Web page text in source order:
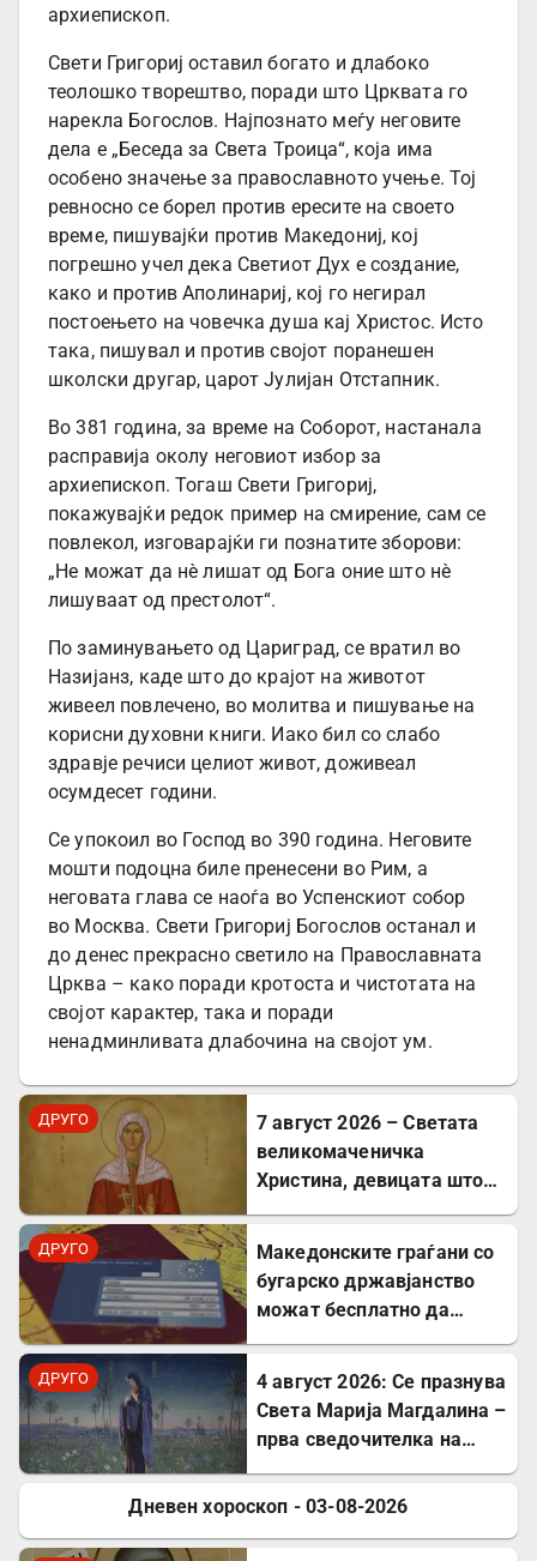
архиепископ.
Свети Григориј оставил богато и длабоко
теолошко творештво, поради што Црквата го
нарекла Богослов. Најпознато меѓу неговите
дела е „Беседа за Света Троица“, која има
особено значење за православното учење. Тој
ревносно се борел против ересите на своето
време, пишувајќи против Македониј, кој
погрешно учел дека Светиот Дух е создание,
како и против Аполинариј, кој го негирал
постоењето на човечка душа кај Христос. Исто
така, пишувал и против својот поранешен
школски другар, царот Јулијан Отстапник.
Во 381 година, за време на Соборот, настанала
расправија околу неговиот избор за
архиепископ. Тогаш Свети Григориј,
покажувајќи редок пример на смирение, сам се
повлекол, изговарајќи ги познатите зборови:
„Не можат да нѐ лишат од Бога оние што нѐ
лишуваат од престолот“.
По заминувањето од Цариград, се вратил во
Назијанз, каде што до крајот на животот
живеел повлечено, во молитва и пишување на
корисни духовни книги. Иако бил со слабо
здравје речиси целиот живот, доживеал
осумдесет години.
Се упокоил во Господ во 390 година. Неговите
мошти подоцна биле пренесени во Рим, а
неговата глава се наоѓа во Успенскиот собор
во Москва. Свети Григориј Богослов останал и
до денес прекрасно светило на Православната
Црква – како поради кротоста и чистотата на
својот карактер, така и поради
ненадминливата длабочина на својот ум.
ДРУГО
7 август 2026 – Светата
великомаченичка
Христина, девицата што
ДРУГО
Mакедонските граѓани со
бугарско државјанство
можат бесплатно да
ДРУГО
4 август 2026: Се празнува
Света Марија Магдалина –
прва сведочителка на
ДРУГО
Дневен хороскоп - 03-08-2026